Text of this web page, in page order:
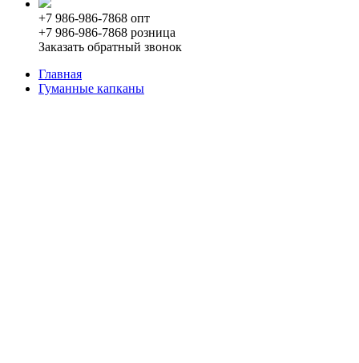
+7 986-986-7868 опт
+7 986-986-7868 розница
Заказать обратный звонок
Главная
Гуманные капканы